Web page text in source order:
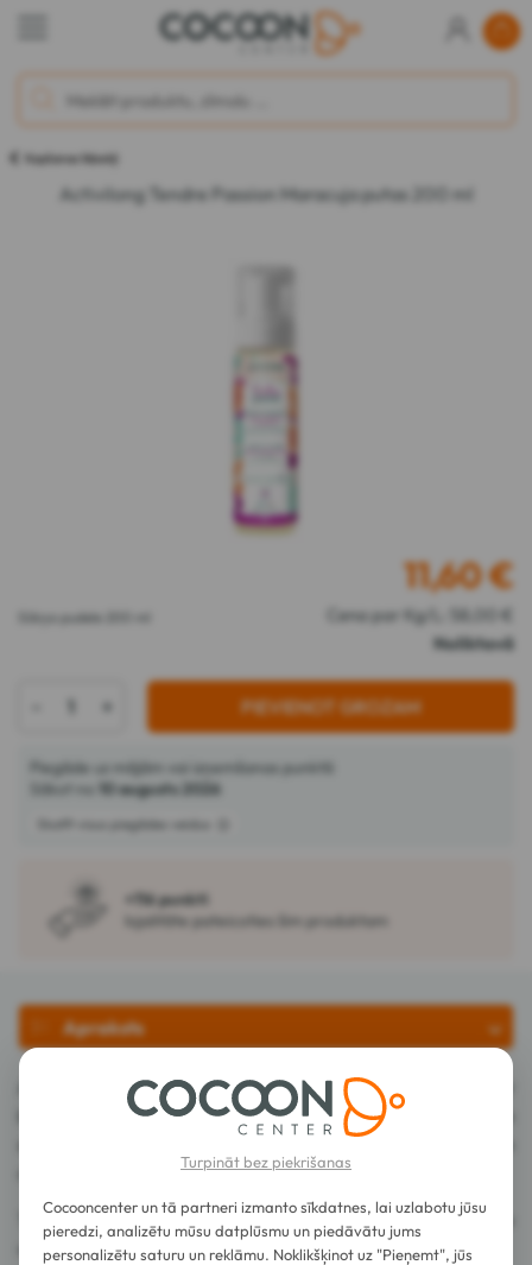
Kopšanas līdzekļi
Activilong Tendre Passion Maracuja putas 200 ml
Sūkņa pudele 200 ml
11,60€
Cena par Kg/L: 58,00 €
Noliktavā
+ PIEVIENOT GROZAM
Piegāde uz mājām vai izņemšanas punktā
Sākot no
10 augusts 2026
Skatīt visus piegādes veidus
+116 punkti
lojalitāte pateicoties šim produktam
Apraksts
Activilong Tendre Passion Maracuja putas 200 ml ir
bagātinātas ar marakujas augļiem un mitrinošām aktīvām
sastāvdaļām, ideāli piemērotas definētām un atsperīgām
Tā vieglā un jutekliskā tekstūra atstāj spīdīgu apdari ar gardu
un augļu lupu.
Turpināt bez piekrišanas
Cocooncenter un tā partneri izmanto sīkdatnes, lai uzlabotu jūsu
pieredzi, analizētu mūsu datplūsmu un piedāvātu jums
personalizētu saturu un reklāmu. Noklikšķinot uz "Pieņemt", jūs